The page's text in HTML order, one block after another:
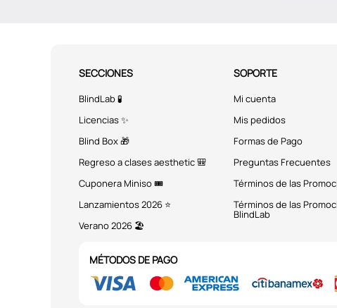
SECCIONES
BlindLab 🧪
Licencias ✨
Blind Box 🎁
Regreso a clases aesthetic 🎒
Cuponera Miniso 🎟️
Lanzamientos 2026 ⭐
Verano 2026 🏖️
SOPORTE
Mi cuenta
Mis pedidos
Formas de Pago
Preguntas Frecuentes
Términos de las
Términos de las
BlindLab
MÉTODOS DE PAGO